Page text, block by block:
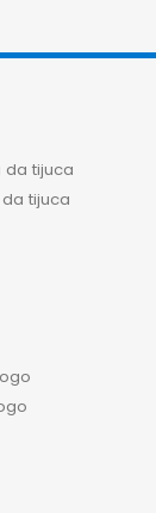
da tijuca
tijuca